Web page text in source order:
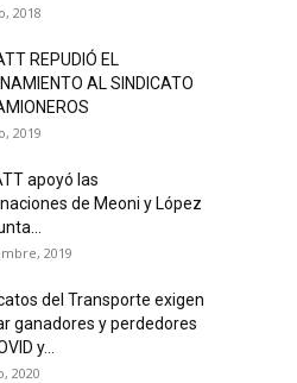
Confederación
Argentina
2018
REPUDIÓ EL
AL SINDICATO
2019
apoyó las
de Meoni y López
2019
del Transporte exigen
ganadores y perdedores
y...
2020